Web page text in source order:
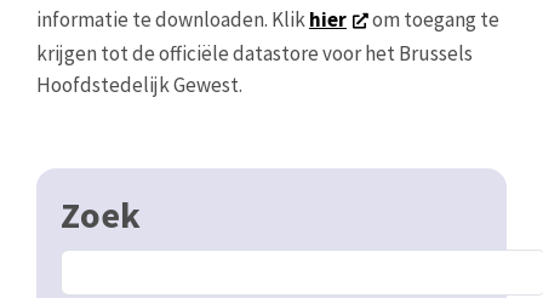
informatie te downloaden. Klikhier
om toegang te
krijgen tot de officiële datastore voor het Brussels
Hoofdstedelijk Gewest.
Zoek